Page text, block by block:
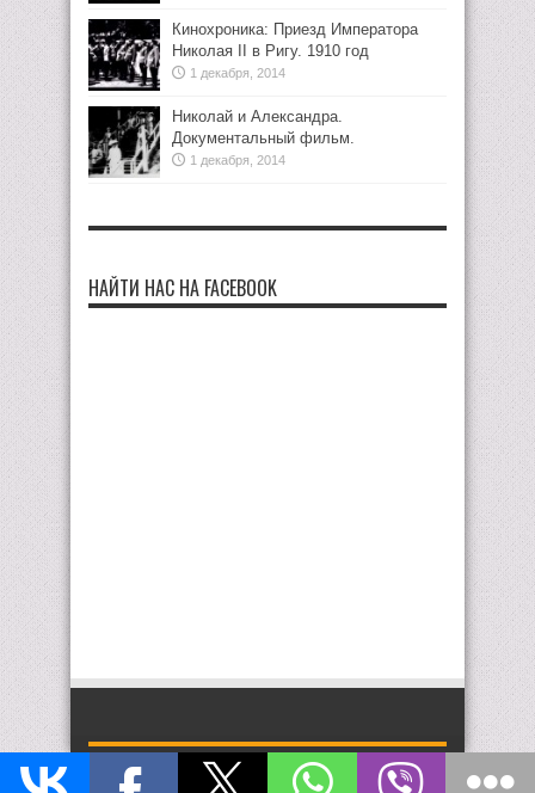
Кинохроника: Приезд Императора
Николая II в Ригу. 1910 год
1 декабря, 2014
Николай и Александра.
Документальный фильм.
1 декабря, 2014
НАЙТИ НАС НА FACEBOOK